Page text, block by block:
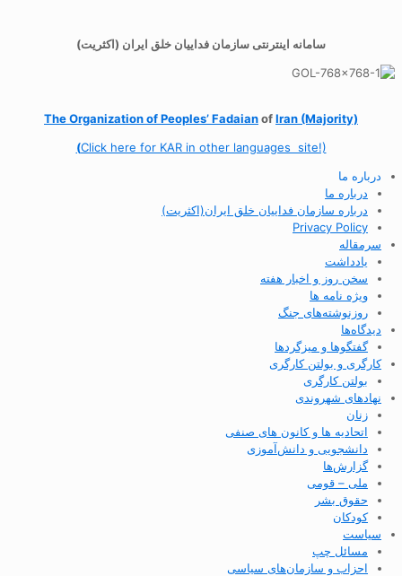
سامانه اینترنتی سازمان فداییان خلق ایران (اکثریت)
The Organization ofPeoples’ FadaianofIran (Majority)
(Click here for KAR in other languages site!)
درباره ما
درباره ما
درباره سازمان فداییان خلق ایران(اکثریت)
Privacy Policy
سرمقاله
یادداشت
سخن روز و اخبار هفته
ویژه نامه ها
روزنوشته‌های جنگ
دیدگاه‌ها
گفتگوها و میزگردها
کارگری و بولتن کارگری
بولتن کارگری
نهادهای شهروندی
زنان
اتحادیه ها و کانون های صنفی
دانشجویی و دانش‌آموزی
گزارش‌ها
ملی – قومی
حقوق بشر
کودکان
سیاست
مسائل چپ
احزاب و سازمان‌های سیاسی